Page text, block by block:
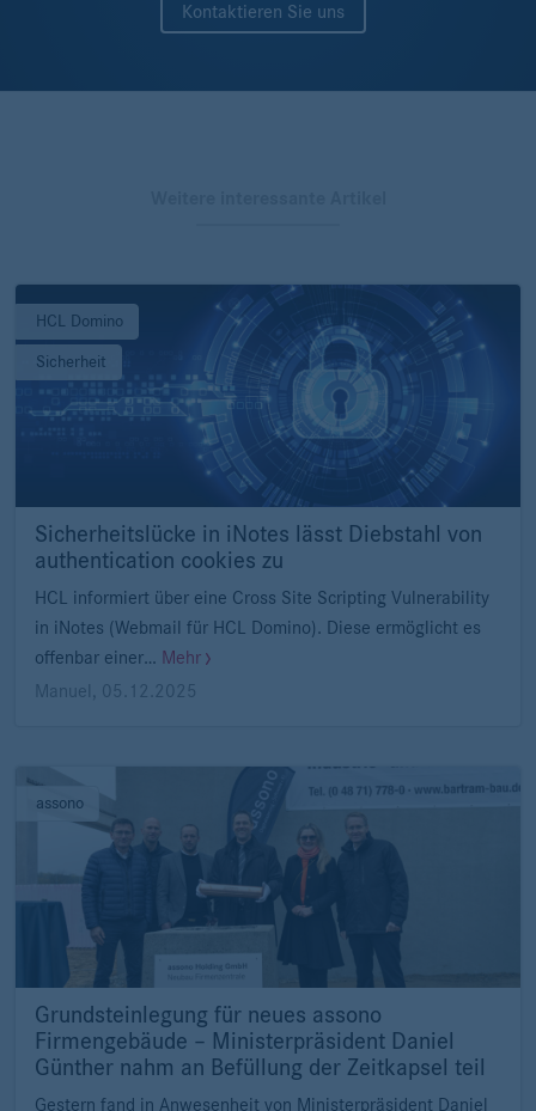
Kontaktieren Sie uns
HCL Domino
Sicherheit
Sicherheitslücke in iNotes lässt Diebstahl von
authentication cookies zu
HCL informiert über eine Cross Site Scripting Vulnerability
in iNotes (Webmail für HCL Domino). Diese ermöglicht es
offenbar einer… Mehr
Manuel
05.12.2025
assono
Grundsteinlegung für neues assono
Firmengebäude – Ministerpräsident Daniel
Günther nahm an Befüllung der Zeitkapsel teil
Gestern fand in Anwesenheit von Ministerpräsident Daniel